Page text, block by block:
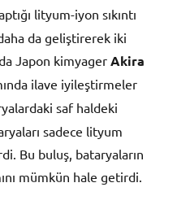
lityum-iyon sıkıntı
da geliştirerek iki
da Japon kimyager Akira
ilave iyileştirmeler
saf haldeki
sadece lityum
Bu buluş, bataryaların
mümkün hale getirdi.